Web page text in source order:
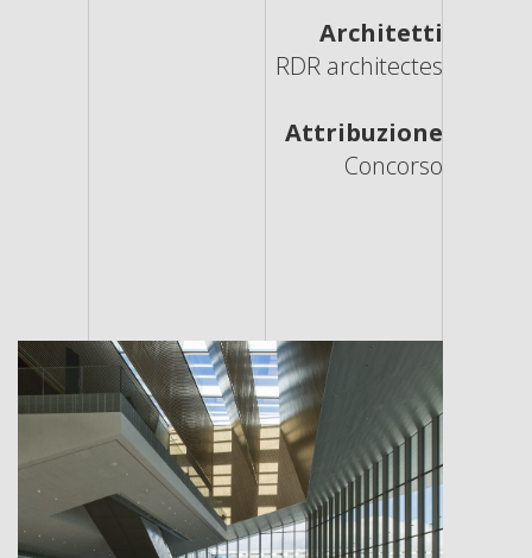
Architetti
RDR architectes
Attribuzione
Concorso